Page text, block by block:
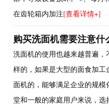
在齿轮箱内加注[查看详情+]
购买洗面机需要注意什
洗面机的使用也越来越普遍
样的，如果是大型的面食加
面机的，能够满足企业的规
堂和一般的家庭用户来说，